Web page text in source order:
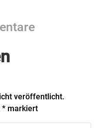
veröffentlicht.
* markiert